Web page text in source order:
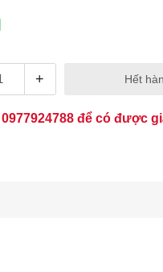
+ Hết
0977924788để có được